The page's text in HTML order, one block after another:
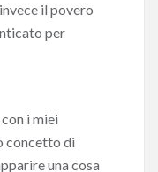
il povero
per
i miei
concetto di
una cosa